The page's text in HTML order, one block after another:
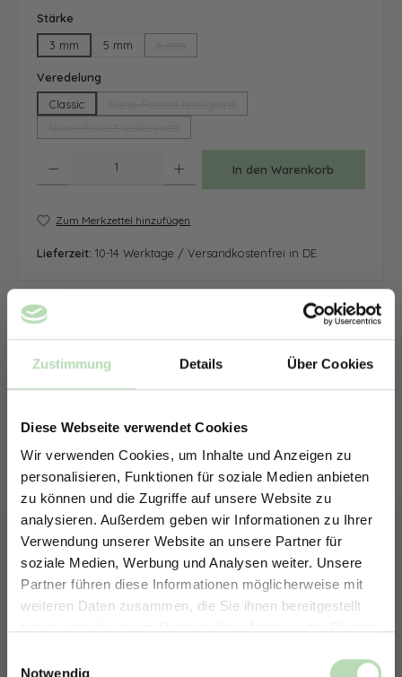
Zustimmung Details Über Cookies
Diese Webseite verwendet Cookies
Wir verwenden Cookies, um Inhalte und Anzeigen zu
personalisieren, Funktionen für soziale Medien anbieten
zu können und die Zugriffe auf unsere Website zu
analysieren. Außerdem geben wir Informationen zu Ihrer
Verwendung unserer Website an unsere Partner für
soziale Medien, Werbung und Analysen weiter. Unsere
Partner führen diese Informationen möglicherweise mit
weiteren Daten zusammen, die Sie ihnen bereitgestellt
Notwendig
Stärke
3 mm
5 mm
Veredelung
Classic
In den Warenkorb
Zum Merkzettel hinzufügen
Lieferzeit: 10-14 Werktage / Versandkostenfrei in DE
Erstelle in nur 4 Schritten deine
ERHALTE 5% RABATT AUF
DEINE RÜCKWÄNDE